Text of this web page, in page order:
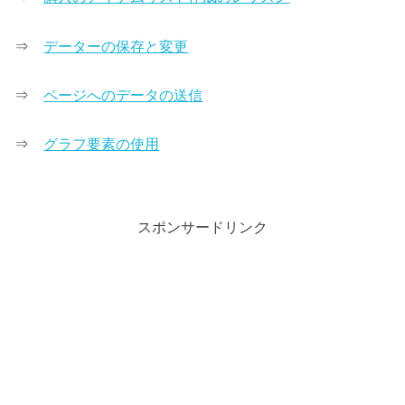
⇒ データーの保存と変更
⇒ページへのデータの送信
⇒ グラフ要素の使用
スポンサードリンク